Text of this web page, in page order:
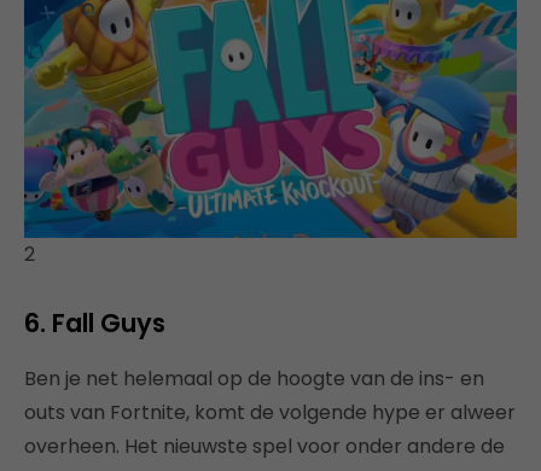
2
6. Fall Guys
Ben je net helemaal op de hoogte van de ins- en
outs van Fortnite, komt de volgende hype er alweer
overheen. Het nieuwste spel voor onder andere de